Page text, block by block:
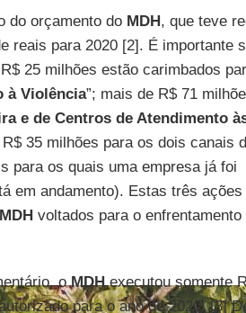
do orçamento do MDH, que teve
reais para 2020 [2]. É importante
25 milhões estão carimbados
à Violência”; mais de R$ 71
e de Centros de Atendimento
35 milhões para os dois canais
para os quais uma empresa já foi
em andamento). Estas três ações
MDHvoltados para o enfrentamento
oMDHexecutou somente
para o ano de 2020! [3]